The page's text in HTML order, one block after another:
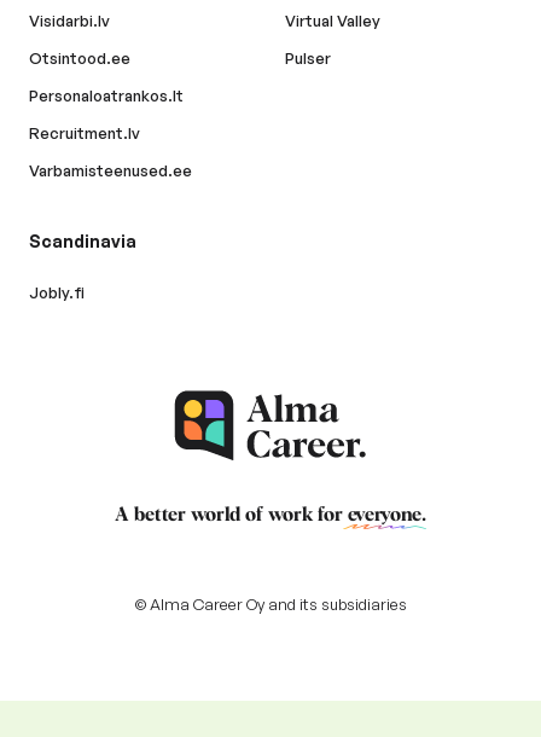
Visidarbi.lv
Otsintood.ee
Personaloatrankos.lt
Recruitment.lv
Varbamisteenused.ee
Virtual Valley
Pulser
Scandinavia
Jobly.fi
A better world of work for everyone.
© Alma Career Oy and its subsidiaries